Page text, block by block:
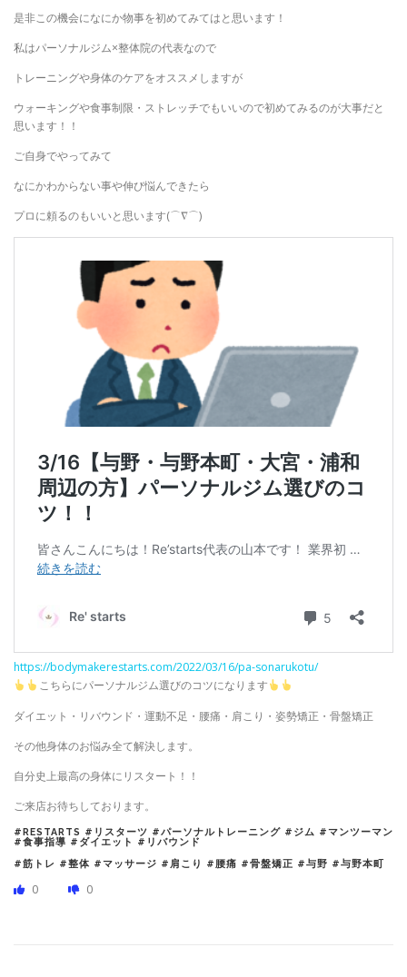
是非この機会になにか物事を初めてみてはと思います！
私はパーソナルジム×整体院の代表なので
トレーニングや身体のケアをオススメしますが
ウォーキングや食事制限・ストレッチでもいいので初めてみるのが大事だと
思います！！
ご自身でやってみて
なにかわからない事や伸び悩んできたら
プロに頼るのもいいと思います(⌒∇⌒)
https://bodymakerestarts.com/2022/03/16/pa-sonarukotu/
こちらにパーソナルジム選びのコツになります
ダイエット・リバウンド・運動不足・腰痛・肩こり・姿勢矯正・骨盤矯正
その他身体のお悩み全て解決します。
自分史上最高の身体にリスタート！！
ご来店お待ちしております。
#RESTARTS #リスターツ #パーソナルトレーニング #ジム #マンツーマン
#食事指導 #ダイエット #リバウンド
#筋トレ #整体 #マッサージ #肩こり #腰痛 #骨盤矯正 #与野 #与野本町
0 0